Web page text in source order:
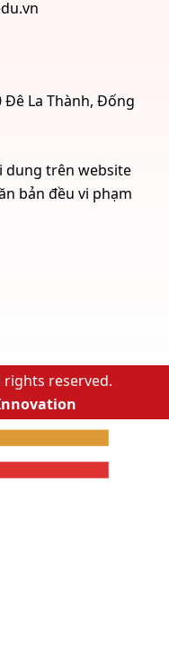
Đê La Thành, Đống
dung trên website
bản đều vi phạm
rights reserved.